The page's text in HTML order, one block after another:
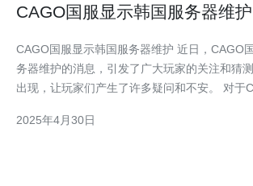
CAGO国服显示韩国服务器维护
CAGO国服显示韩国服务器维护 近日，CAGO国服突然显示韩国服
务器维护的消息，引发了广大玩家的关注和猜
出现，让玩家们产生了许多疑问和不安。 对于CAGO国服显示韩
服务器出现了故障，需要进行维修和升级；也
2025年4月30日